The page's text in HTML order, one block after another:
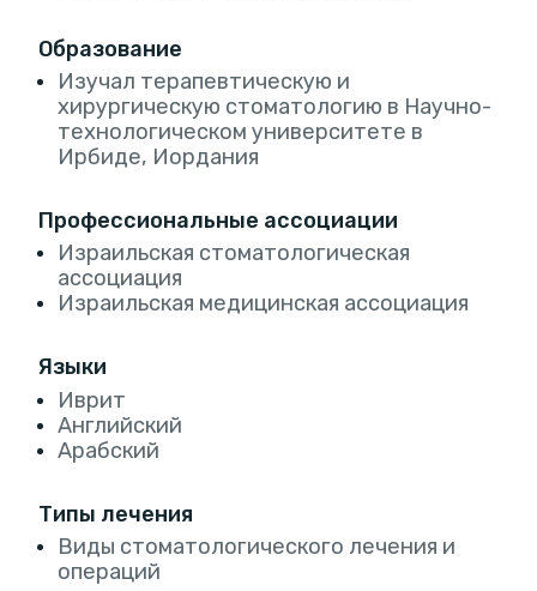
Образование
Изучал терапевтическую и
хирургическую стоматологию в Научно-
технологическом университете в
Ирбиде, Иордания
Профессиональные ассоциации
Израильская стоматологическая
ассоциация
Израильская медицинская ассоциация
Языки
Иврит
Английский
Арабский
Типы лечения
Виды стоматологического лечения и
операций